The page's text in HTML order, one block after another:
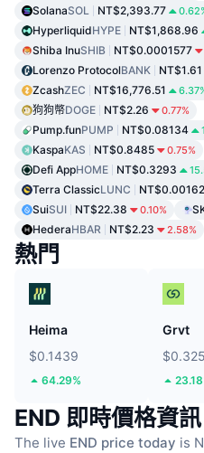
SolanaSOL NT$2,393.77
HyperliquidHYPE NT$1,868.96
Shiba InuSHIB NT$0.0001577
Lorenzo ProtocolBANK NT$1.61
ZcashZEC NT$16,776.51
狗狗幣DOGE NT$2.26 0.77%
Pump.funPUMP NT$0.08134
KaspaKAS NT$0.8485 0.75%
Defi AppHOME NT$0.3293
Terra ClassicLUNC
SuiSUI NT$22.38 0.10%
HederaHBAR NT$2.23 2.58%
熱門
Heima
$0.1439
64.29%
Grvt
END 即時價格資訊
The live END price today is